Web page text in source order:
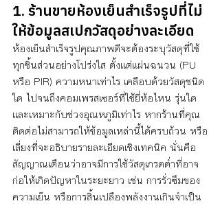
1. ร้านขายห้องเย็นสำเร็จรูปที่ไม่
ให้ข้อมูลสเปกวัสดุอย่างละเอียด
ห้องเย็นสำเร็จรูปคุณภาพดีจะต้องระบุวัสดุที่ใช้
ทุกชิ้นส่วนอย่างโปร่งใส ตั้งแต่แผ่นฉนวน (PU
หรือ PIR) ความหนาเท่าไร เคลือบด้วยวัสดุชนิด
ใด ไปจนถึงคอมเพรสเซอร์ที่ใช้ยี่ห้อไหน รุ่นใด
และเหมาะกับช่วงอุณหภูมิเท่าไร หากร้านที่คุณ
ติดต่อไม่สามารถให้ข้อมูลเหล่านี้ได้ครบถ้วน หรือ
เลี่ยงที่จะอธิบายรายละเอียดเชิงเทคนิค นั่นคือ
สัญญาณเตือนว่าอาจมีการใช้วัสดุเกรดต่ำที่อาจ
ก่อให้เกิดปัญหาในระยะยาว เช่น การรั่วซึมของ
ความเย็น หรือการสิ้นเปลืองพลังงานเกินจำเป็น